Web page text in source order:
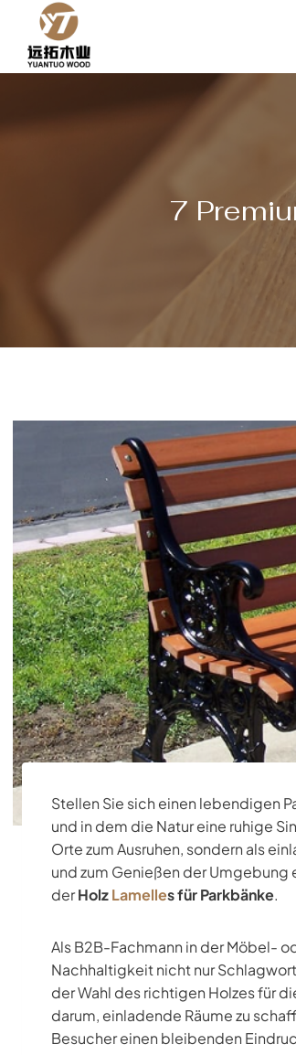
springen
7
Stellen Sie sich einen lebendigen
und in dem die Natur eine ruhige
Orte zum Ausruhen, sondern als
und zum Genießen der
derHolzLamelles für Parkbänke.
Als B2B-Fachmann in der Möbel-
Nachhaltigkeit nicht nur
der Wahl des richtigen Holzes für
darum, einladende Räume zu
Besucher einen bleibenden